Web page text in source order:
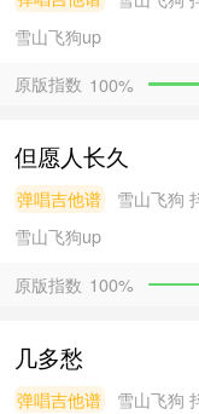
雪山飞狗up
原版指数 100%
但愿人长久
弹唱吉他谱 雪山飞狗
雪山飞狗up
原版指数 100%
几多愁
弹唱吉他谱 雪山飞狗